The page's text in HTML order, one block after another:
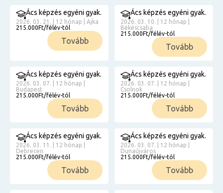
Ács képzés egyéni gyak.
2026. 03. 21. | 12 hónap | Ajka
215.000Ft/félév-tól
Tovább
Ács képzés egyéni gyak.
2026. 03. 10. | 12 hónap |
Békéscsaba
215.000Ft/félév-tól
Tovább
Ács képzés egyéni gyak.
2026. 03. 07. | 12 hónap |
Budapest
215.000Ft/félév-tól
Tovább
Ács képzés egyéni gyak.
2026. 03. 07. | 12 hónap |
Csolnok
215.000Ft/félév-tól
Tovább
Ács képzés egyéni gyak.
2026. 03. 11. | 12 hónap |
Debrecen
215.000Ft/félév-tól
Tovább
Ács képzés egyéni gyak.
2026. 03. 07. | 12 hónap |
Dunaújváros
215.000Ft/félév-tól
Tovább